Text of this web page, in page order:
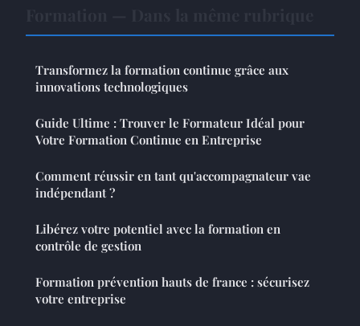
Transformez la formation continue grâce aux
innovations technologiques
Guide Ultime : Trouver le Formateur Idéal pour
Votre Formation Continue en Entreprise
Comment réussir en tant qu'accompagnateur vae
indépendant ?
Libérez votre potentiel avec la formation en
contrôle de gestion
Formation prévention hauts de france : sécurisez
votre entreprise